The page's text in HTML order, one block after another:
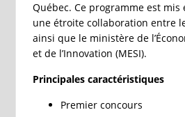
Québec. Ce programme est
une étroite collaboration entre le
ainsi que le ministère de
et de l’Innovation (MESI).
Principales caractéristiques
Premier concours